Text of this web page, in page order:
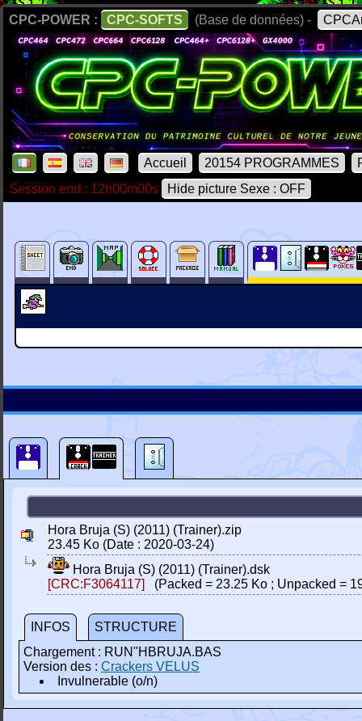
CPC-POWER : CPC-SOFTS (Base de données) -
Accueil 20154 PROGRAMMES
Session end : 12h00m00s
Hide picture Sexe : OFF
Hora Bruja (S) (2011) (Trainer).zip
23.45 Ko (Date : 2020-03-24)
Hora Bruja (S) (2011) (Trainer).dsk
[CRC:F3064117]
(Packed = 23.25 Ko ; Unpacked =
INFOS
STRUCTURE
Chargement : RUN"HBRUJA.BAS
Version des : Crackers VELUS
Invulnerable (o/n)